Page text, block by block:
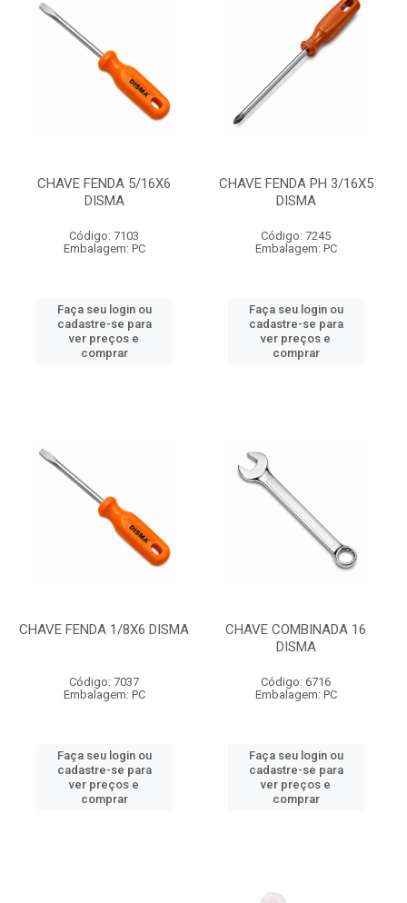
CHAVE FENDA 5/16X6
DISMA
Código: 7103
Embalagem: PC
Faça seu login ou
cadastre-se para
ver preços e
comprar
CHAVE FENDA PH 3/16X5
DISMA
Código: 7245
Embalagem: PC
Faça seu login ou
cadastre-se para
ver preços e
comprar
CHAVE FENDA 1/8X6 DISMA
Código: 7037
Embalagem: PC
Faça seu login ou
cadastre-se para
ver preços e
comprar
CHAVE COMBINADA 16
DISMA
Código: 6716
Embalagem: PC
Faça seu login ou
cadastre-se para
ver preços e
comprar